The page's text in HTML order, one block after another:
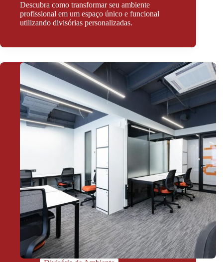
Descubra como transformar seu ambiente
profissional em um espaço único e funcional
utilizando divisórias personalizadas.